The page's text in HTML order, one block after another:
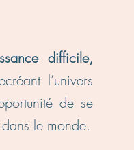
difficile,
l’univers
de se
le monde.